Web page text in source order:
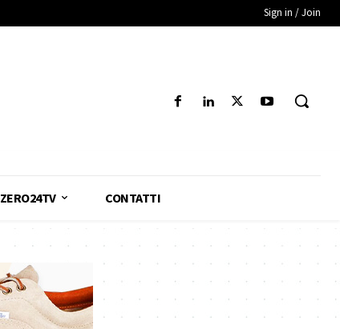
Sign in / Join
ZERO24TV CONTATTI